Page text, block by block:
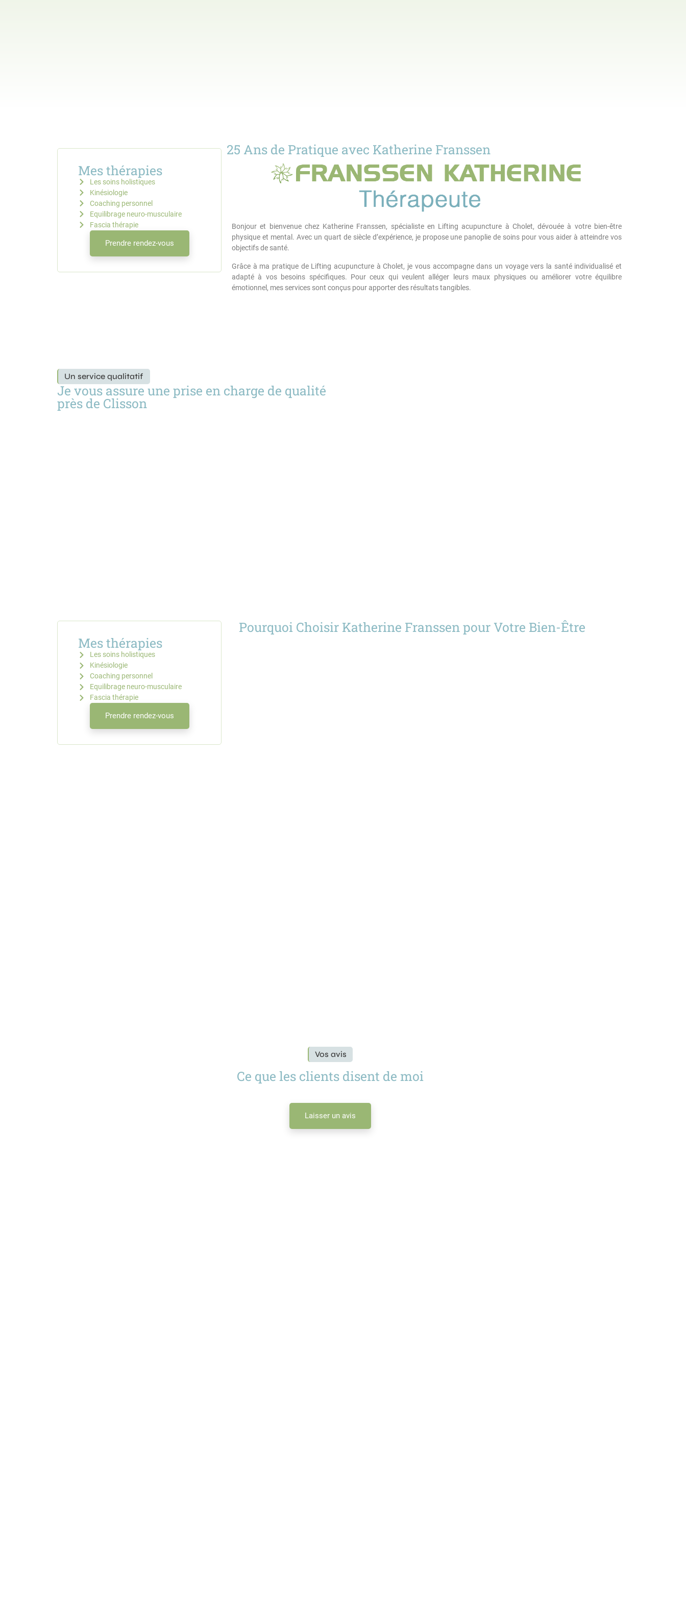
Mes thérapies
Les soins holistiques
Kinésiologie
Coaching personnel
Equilibrage neuro-musculaire
Fascia thérapie
Prendre rendez-vous
25 Ans de Pratique avec Katherine Franssen
Bonjour et bienvenue chez Katherine Franssen, spécialiste en Lifting acupuncture à Cholet, dévouée à votre bien-être
physique et mental. Avec un quart de siècle d’expérience, je propose une panoplie de soins pour vous aider à atteindre vos
objectifs de santé.
Grâce à ma pratique de Lifting acupuncture à Cholet, je vous accompagne dans un voyage vers la santé individualisé et
adapté à vos besoins spécifiques. Pour ceux qui veulent alléger leurs maux physiques ou améliorer votre équilibre
émotionnel, mes services sont conçus pour apporter des résultats tangibles.
Un service qualitatif
Je vous assure une prise en charge de qualité
près de Clisson
Mes thérapies
Les soins holistiques
Kinésiologie
Coaching personnel
Equilibrage neuro-musculaire
Fascia thérapie
Prendre rendez-vous
Pourquoi Choisir Katherine Franssen pour Votre Bien-Être
Vos avis
Ce que les clients disent de moi
Laisser un avis